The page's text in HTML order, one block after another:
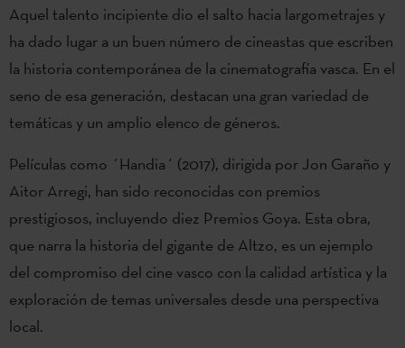
Aquel talento incipiente dio el salto hacia largometrajes y
ha dado lugar a un buen número de cineastas que escriben
la historia contemporánea de la cinematografía vasca. En el
seno de esa generación, destacan una gran variedad de
temáticas y un amplio elenco de géneros.
Películas como ´Handia´ (2017), dirigida por Jon Garaño y
Aitor Arregi, han sido reconocidas con premios
prestigiosos, incluyendo diez Premios Goya. Esta obra,
que narra la historia del gigante de Altzo, es un ejemplo
del compromiso del cine vasco con la calidad artística y la
exploración de temas universales desde una perspectiva
local.